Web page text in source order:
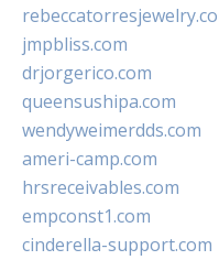
jmpbliss.com
drjorgerico.com
queensushipa.com
wendyweimerdds.com
ameri-camp.com
hrsreceivables.com
empconst1.com
cinderella-support.com